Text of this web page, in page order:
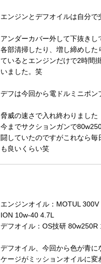
エンジンとデフオイルは自分で
アンダーカバー外して下抜きし
各部清掃したり、増し締めした
ているとエンジンだけで2時間
いました。笑
デフは今回から電ドルミニポン
脅威の速さで入れ終わりました
今までサクションガンで
闘していたのですがこれなら毎
も良いくらい笑
エンジンオイル：MOTUL
ION 10w-40 4.7L
デフオイル：OS技研 80w250R
デフオイル、今回から色が青に
ケージがミッションオイルに変